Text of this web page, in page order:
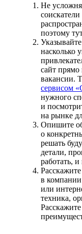
Не
поэтому
насколько
сайт прямо
вакансии.
сервисом
нужного
и
на рынке
Опишите
о
решать
детали,
работать, и
в
или
техника,